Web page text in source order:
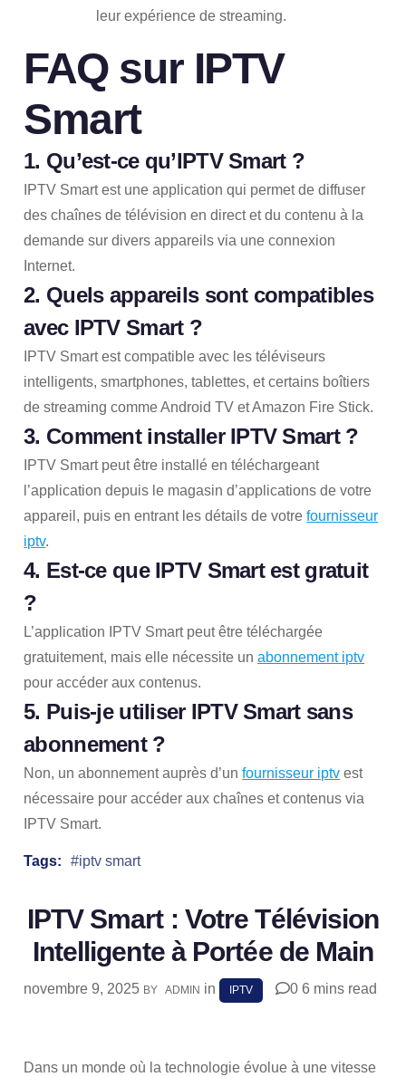
leur expérience de streaming.
FAQ sur IPTV
Smart
1. Qu’est-ce qu’IPTV Smart ?
IPTV Smart est une application qui permet de diffuser
des chaînes de télévision en direct et du contenu à la
demande sur divers appareils via une connexion
Internet.
2. Quels appareils sont compatibles
avec IPTV Smart ?
IPTV Smart est compatible avec les téléviseurs
intelligents, smartphones, tablettes, et certains boîtiers
de streaming comme Android TV et Amazon Fire Stick.
3. Comment installer IPTV Smart ?
IPTV Smart peut être installé en téléchargeant
l’application depuis le magasin d’applications de votre
appareil, puis en entrant les détails de votrefournisseur
iptv.
4. Est-ce que IPTV Smart est gratuit
?
L’application IPTV Smart peut être téléchargée
gratuitement, mais elle nécessite unabonnement iptv
pour accéder aux contenus.
5. Puis-je utiliser IPTV Smart sans
abonnement ?
Non, un abonnement auprès d’unfournisseur iptv est
nécessaire pour accéder aux chaînes et contenus via
IPTV Smart.
Tags: iptv smart
IPTV Smart : Votre Télévision
Intelligente à Portée de Main
novembre 9, 2025 BY ADMIN in IPTV 0 6 mins read
Dans un monde où la technologie évolue à une vitesse